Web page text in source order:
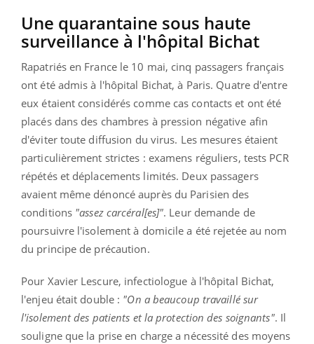
Une quarantaine sous haute
surveillance à l'hôpital Bichat
Rapatriés en France le 10 mai, cinq passagers français
ont été admis à l'hôpital Bichat, à Paris. Quatre d'entre
eux étaient considérés comme cas contacts et ont été
placés dans des chambres à pression négative afin
d'éviter toute diffusion du virus. Les mesures étaient
particulièrement strictes : examens réguliers, tests PCR
répétés et déplacements limités. Deux passagers
avaient même dénoncé auprès du Parisien des
conditions "assez carcéral[es]". Leur demande de
poursuivre l'isolement à domicile a été rejetée au nom
du principe de précaution.
Pour Xavier Lescure, infectiologue à l'hôpital Bichat,
l'enjeu était double : "On a beaucoup travaillé sur
l'isolement des patients et la protection des soignants". Il
souligne que la prise en charge a nécessité des moyens